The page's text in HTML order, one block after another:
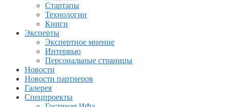
Стартапы
Технологии
Книги
Эксперты
Экспертное мнение
Интервью
Персональные страницы
Новости
Новости партнеров
Галерея
Спецпроекты